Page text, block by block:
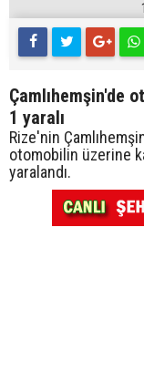
Çamlıhemşin'de
1 yaralı
Rize'nin
otomobilin üzerine
yaralandı.